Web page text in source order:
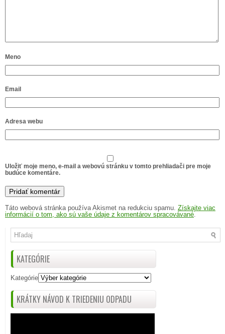
Meno
Email
Adresa webu
Uložiť moje meno, e-mail a webovú stránku v tomto prehliadači pre moje
budúce komentáre.
Táto webová stránka používa Akismet na redukciu spamu. Získajte viac
informácií o tom, ako sú vaše údaje z komentárov spracovávané.
KATEGÓRIE
Kategórie
KRÁTKY NÁVOD K TRIEDENIU ODPADU